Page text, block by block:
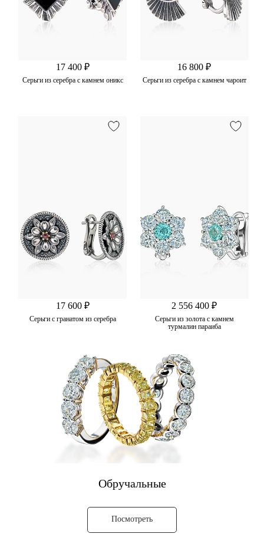
17 400 ₽
Серьги из серебра с камнем оникс
16 800 ₽
Серьги из серебра с камнем чароит
17 600 ₽
Серьги с гранатом из серебра
2 556 400 ₽
Серьги из золота с камнем
турмалин параиба
Обручальные
Посмотреть